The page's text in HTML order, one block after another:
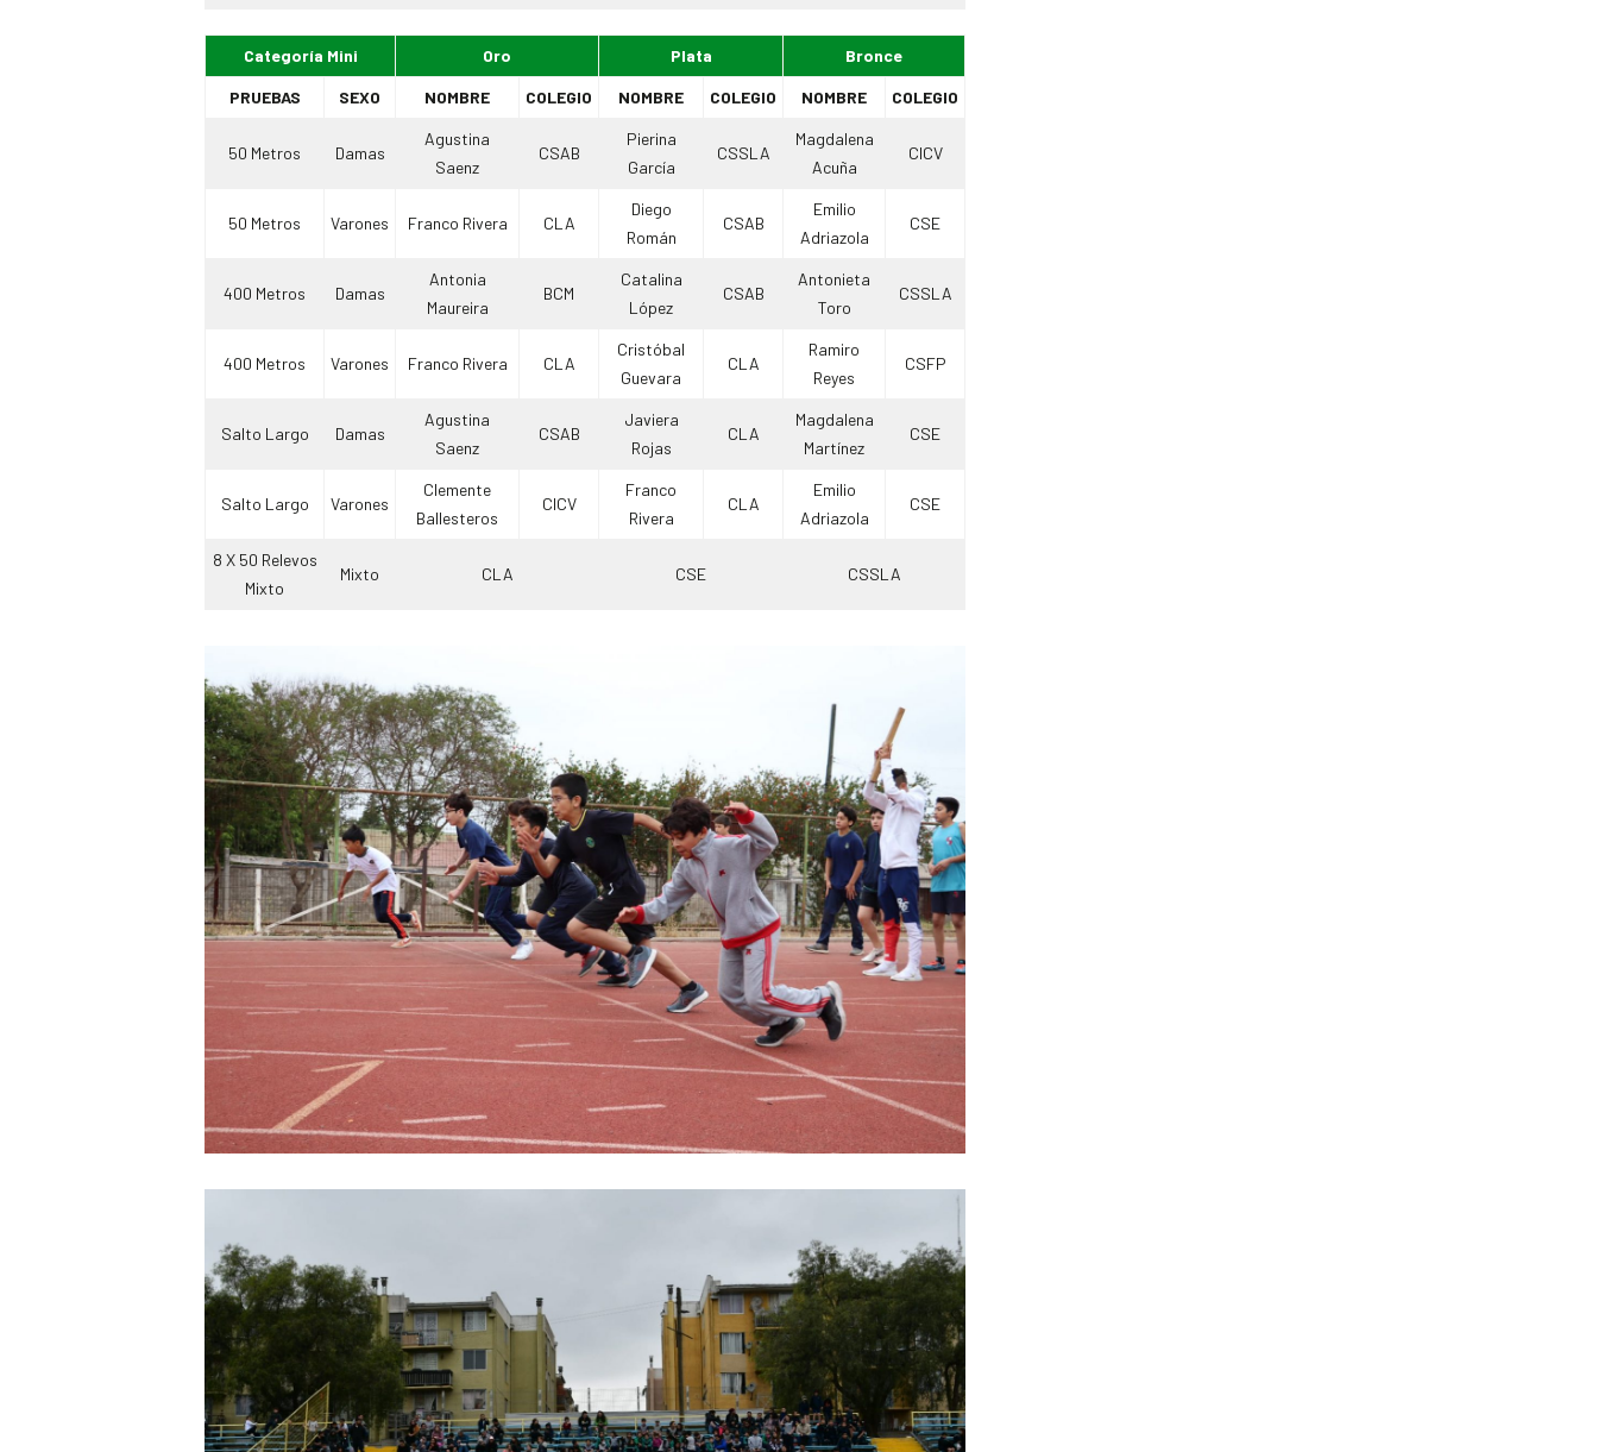
Categoría Mini Oro Plata Bronce
PRUEBAS SEXO NOMBRE COLEGIO NOMBRE COLEGIO NOMBRE COLEGIO
50 Metros Damas
Agustina
Saenz
CSAB
Pierina
García
CSSLA
Magdalena
Acuña
CICV
50 Metros Varones Franco Rivera CLA
Diego
Román
CSAB
Emilio
Adriazola
CSE
400 Metros Damas
Antonia
Maureira
BCM
Catalina
López
CSAB
Antonieta
Toro
CSSLA
400 Metros Varones Franco Rivera CLA
Cristóbal
Guevara
CLA
Ramiro
Reyes
CSFP
Salto Largo Damas
Agustina
Saenz
CSAB
Javiera
Rojas
CLA
Magdalena
Martínez
CSE
Salto Largo Varones
Clemente
Ballesteros
CICV
Franco
Rivera
CLA
Emilio
Adriazola
CSE
8 X 50 Relevos
Mixto
Mixto CLA CSE CSSLA